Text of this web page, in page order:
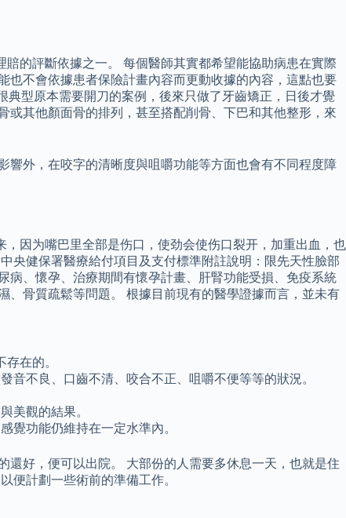
的評斷依據之一。 每個醫師其實都希望能協助病患在實際
也不會依據患者保險計畫內容而更動收據的內容，這點也要
型原本需要開刀的案例，後來只做了牙齒矯正，日後才覺
其他顏面骨的排列，甚至搭配削骨、下巴和其他整形，來
響外，在咬字的清晰度與咀嚼功能等方面也會有不同程度障
因为嘴巴里全部是伤口，使劲会使伤口裂开，加重出血，也
央健保署醫療給付項目及支付標準附註說明：限先天性臉部
病、懷孕、治療期間有懷孕計畫、肝腎功能受損、免疫系統
骨質疏鬆等問題。 根據目前現有的醫學證據而言，並未有
在的。
不良、口齒不清、咬合不正、咀嚼不便等等的狀況。
美觀的結果。
覺功能仍維持在一定水準內。
好，便可以出院。 大部份的人需要多休息一天，也就是住
便計劃一些術前的準備工作。